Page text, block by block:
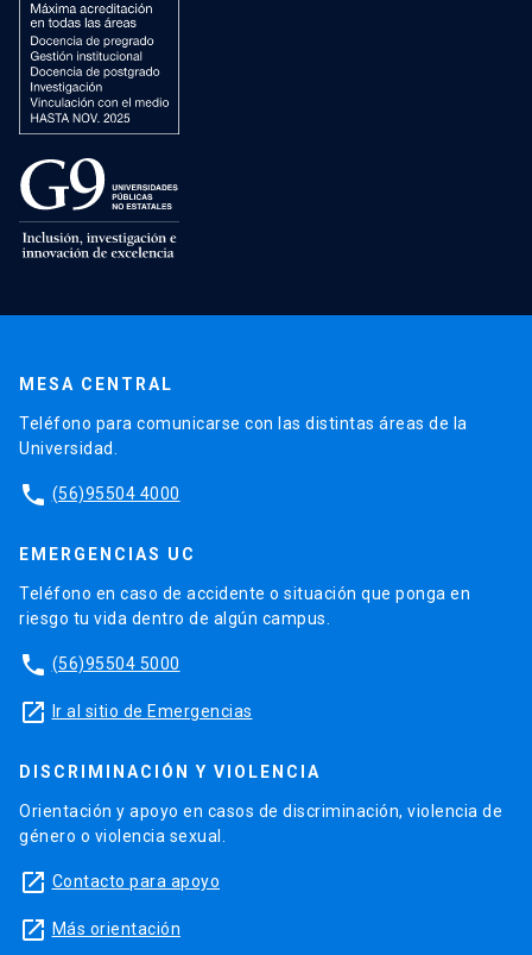
MESA CENTRAL
Teléfono para comunicarse con las distintas áreas de la
Universidad.
phone (56)95504 4000
EMERGENCIAS UC
Teléfono en caso de accidente o situación que ponga en
riesgo tu vida dentro de algún campus.
phone (56)95504 5000
launch Ir al sitio de Emergencias
DISCRIMINACIÓN Y VIOLENCIA
Orientación y apoyo en casos de discriminación, violencia de
género o violencia sexual.
launch Contacto para apoyo
launch Más orientación